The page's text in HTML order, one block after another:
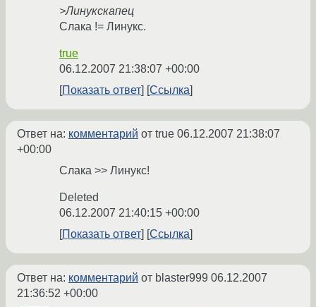
>Линукскапец
Слака != Линукс.
true
06.12.2007 21:38:07 +00:00
Показать ответ
Ссылка
Ответ на: комментарий от true 06.12.2007 21:38:07
+00:00
Слака >> Линукс!
Deleted
06.12.2007 21:40:15 +00:00
Показать ответ
Ссылка
Ответ на: комментарий от blaster999 06.12.2007
21:36:52 +00:00